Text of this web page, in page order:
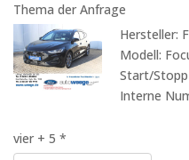
Thema der Anfrage
Hersteller:
Modell:
Start/Stopp
Interne
vier + 5 *